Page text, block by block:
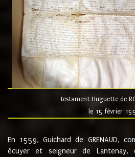
testament Huguette de
le 15 février
En 1559, Guichard de GRENAUD,
écuyer et seigneur de Lantenay,